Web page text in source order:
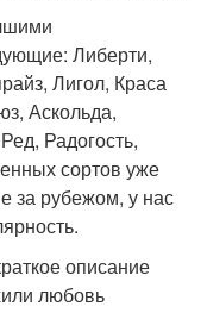
Либерти,
Лигол, Краса
Аскольда,
Радогость,
сортов уже
за рубежом, у нас
описание
любовь